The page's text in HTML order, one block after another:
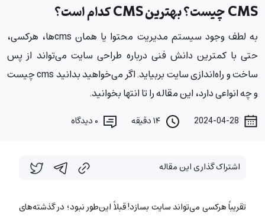
CMS چیست؟ بهترین CMS کدام است؟
به لطف وجود سیستم‌ مدیریت محتوا یا همان cms‌ها، هرکسی،
حتی با کمترین دانش فنی درباره طراحی سایت می‌تواند از پس
ساخت و راه‌اندازی سایت بربیاید. اگر می‌خواهید بدانید ‌cms چیست
و چه انواعی دارد، این مقاله را تا انتها بخوانید.
دیدگاه
اشتراک گذاری این مقاله
تقریباً هرکسی می‌تواند سایت بسازد! قبلاً این‌طور نبود؛ در گذشته‌های